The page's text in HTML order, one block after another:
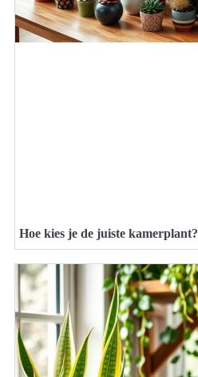
Hoe kies je de juiste kamerplant?